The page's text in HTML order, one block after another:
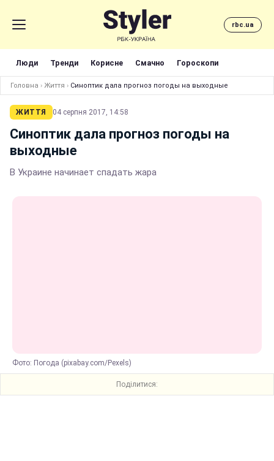
rbc.ua
Люди Тренди Корисне Смачно Гороскопи
Головна › Життя › Синоптик дала прогноз погоды на выходные
ЖИТТЯ 04 серпня 2017, 14:58
Синоптик дала прогноз погоды на
выходные
В Украине начинает спадать жара
Фото: Погода (pixabay.com/Pexels)
Поділитися: